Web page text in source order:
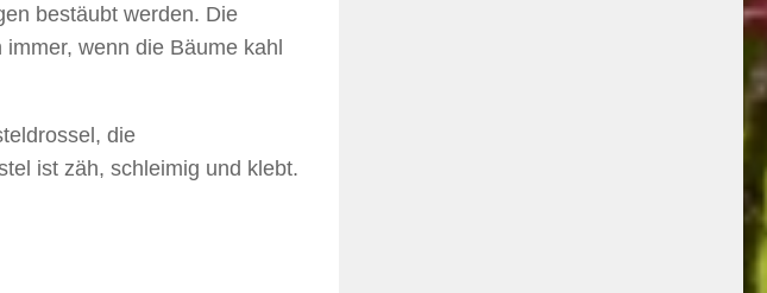
bestäubt werden. Die
wenn die Bäume kahl
die
ist zäh, schleimig und klebt.